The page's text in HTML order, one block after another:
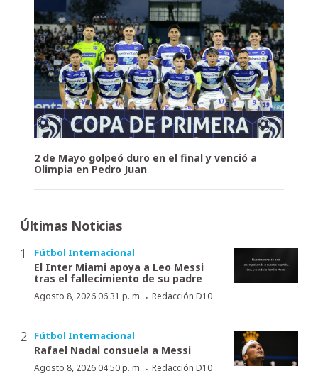
2 de Mayo golpeó duro en el final y venció a
Olimpia en Pedro Juan
Últimas Noticias
Fútbol Internacional
El Inter Miami apoya a Leo Messi
tras el fallecimiento de su padre
Agosto 8, 2026 06:31 p. m. · Redacción D10
Fútbol Internacional
Rafael Nadal consuela a Messi
Agosto 8, 2026 04:50 p. m. · Redacción D10